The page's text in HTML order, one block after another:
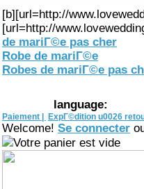
[b][url=http://
[url=http://
de mariГ©e pas cher
Robe de mariГ©e
Robes de mariГ©e pas
language:
Paiement | ExpГ©dition u0026
Welcome! Se connecter
Votre panier est vide